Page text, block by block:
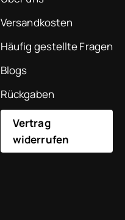
Versandkosten
Häufig gestellte Fragen
Blogs
Rückgaben
Vertrag
widerrufen